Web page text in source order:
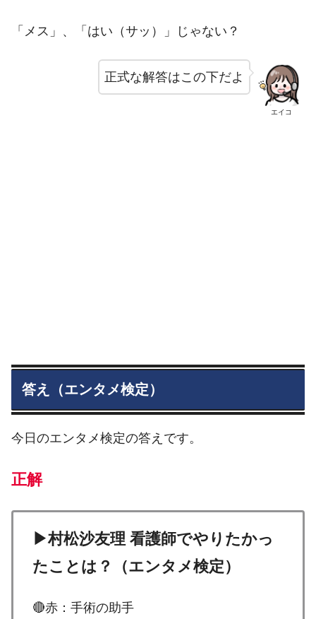
「メス」、「はい（サッ）」じゃない？
エイコ
正式な解答はこの下だよ
答え（エンタメ検定）
今日のエンタメ検定の答えです。
正解
▶村松沙友理 看護師でやりたかっ
たことは？（エンタメ検定）
🔴赤：手術の助手